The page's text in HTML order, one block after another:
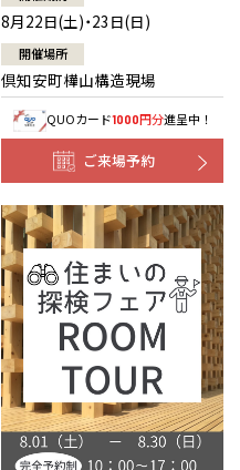
8月22日(土)・23日(日)
開催場所
倶知安町樺山構造現場
QUOカード1000円分進呈中！
ご来場予約